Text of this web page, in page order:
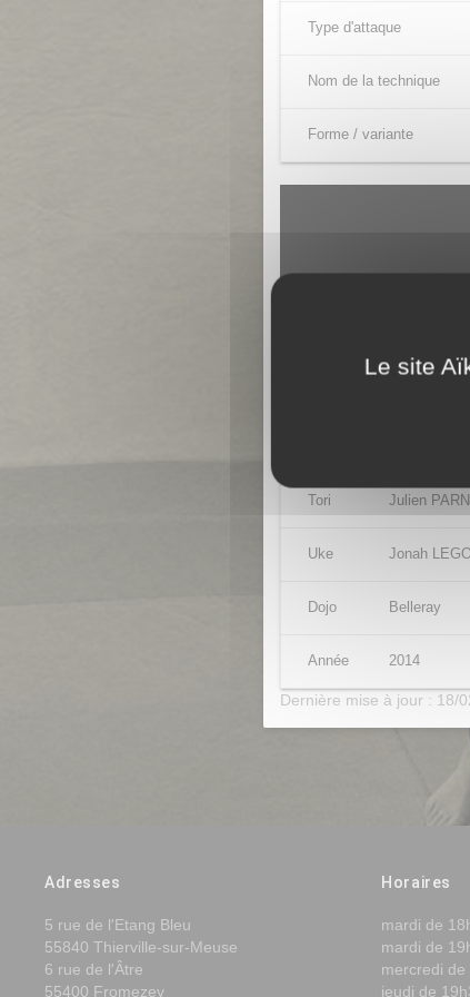
Type d'attaque
Nom de la technique
Forme / variante
Tori Julien
Uke Jonah
Dojo Belleray
Année 2014
Dernière mise à jour : 18/
Adresses
5 rue de l'Etang Bleu
55840 Thierville-sur-Meuse
6 rue de l'Âtre
55400 Fromezey
Horaires
mardi de
mardi de
mercredi
jeudi de
Le site